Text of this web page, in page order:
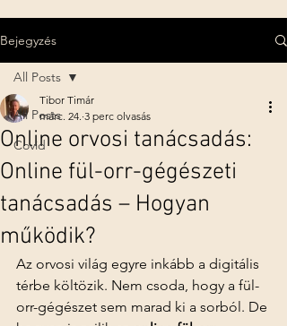
Bejegyzés
All Posts
Covid
All Posts
Online orvosi tanácsadás:
Online fül-orr-gégészeti
tanácsadás – Hogyan
működik?
Tibor Timár
márc. 24. 3 perc olvasás
Az orvosi világ egyre inkább a digitális
térbe költözik. Nem csoda, hogy a fül-
orr-gégészet sem marad ki a sorból. De